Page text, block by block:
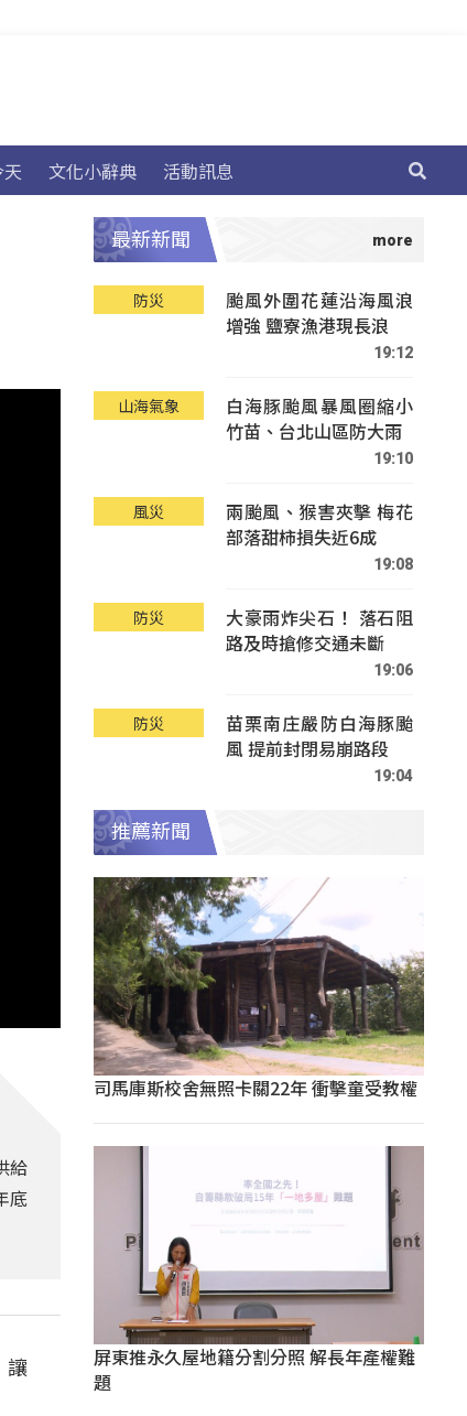
文化小辭典 活動訊息
給
底
讓
最新新聞
防災
颱風外圍花蓮沿海風浪
增強 鹽寮漁港現長浪
19:12
山海氣象
白海豚颱風暴風圈縮小
竹苗、台北山區防大雨
19:10
風災
兩颱風、猴害夾擊 梅花
部落甜柿損失近6成
19:08
防災
大豪雨炸尖石！ 落石阻
路及時搶修交通未斷
19:06
防災
苗栗南庄嚴防白海豚颱
風 提前封閉易崩路段
19:04
推薦新聞
司馬庫斯校舍無照卡關22年 衝擊童受教權
屏東推永久屋地籍分割分照 解長年產權難
題